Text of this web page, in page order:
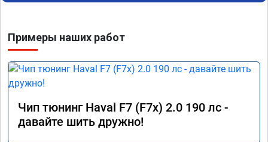
Примеры наших работ
Чип тюнинг Haval F7 (F7x) 2.0 190 лс -
давайте шить дружно!